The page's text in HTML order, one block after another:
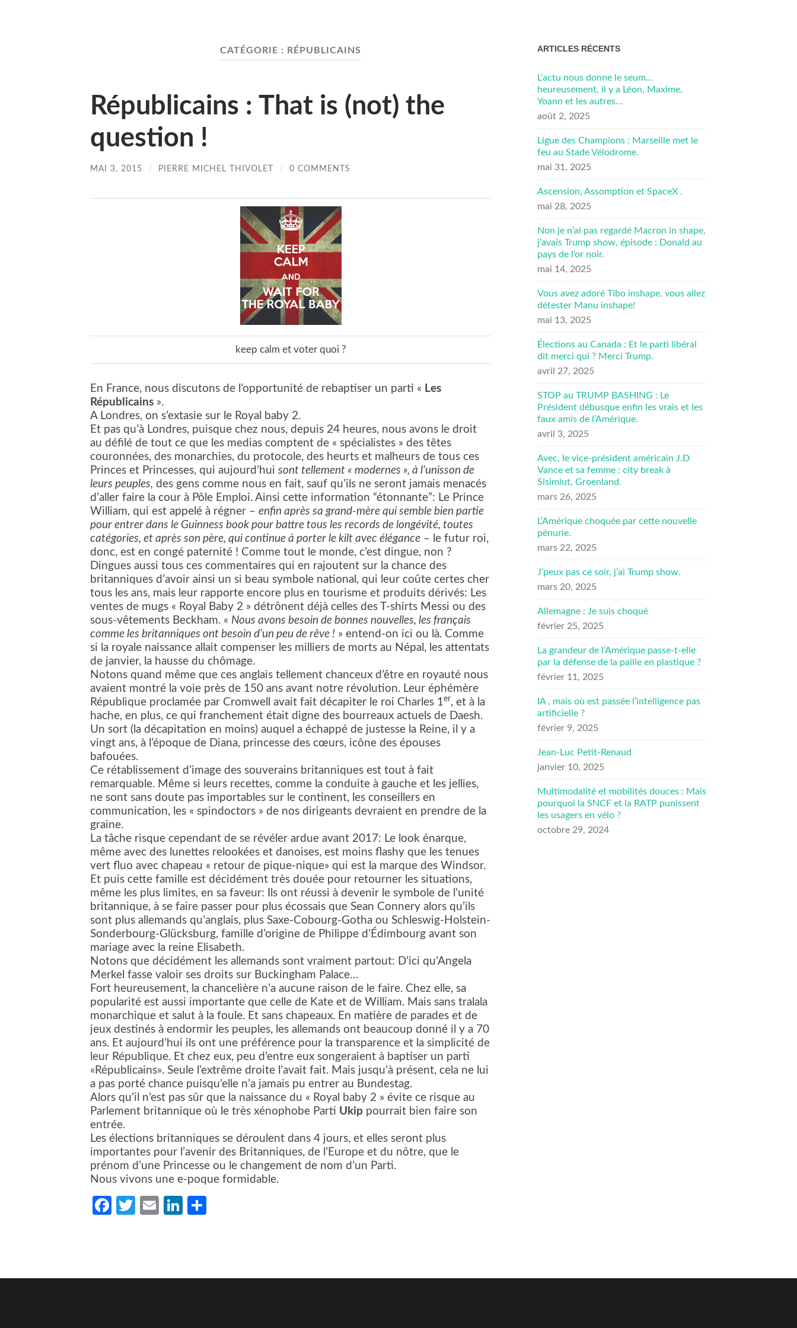
CATÉGORIE : RÉPUBLICAINS
Républicains : That is (not) the
question !
MAI 3, 2015 / PIERRE MICHEL THIVOLET / 0 COMMENTS
keep calm et voter quoi ?
En France, nous discutons de l’opportunité de rebaptiser un parti « Les
Républicains ».
A Londres, on s’extasie sur le Royal baby 2.
Et pas qu’à Londres, puisque chez nous, depuis 24 heures, nous avons le droit
au défilé de tout ce que les medias comptent de « spécialistes » des têtes
couronnées, des monarchies, du protocole, des heurts et malheurs de tous ces
Princes et Princesses, qui aujourd’hui sont tellement « modernes », à l’unisson de
leurs peuples, des gens comme nous en fait, sauf qu’ils ne seront jamais menacés
d’aller faire la cour à Pôle Emploi. Ainsi cette information “étonnante”: Le Prince
William, qui est appelé à régner – enfin après sa grand-mère qui semble bien partie
pour entrer dans le Guinness book pour battre tous les records de longévité, toutes
catégories, et après son père, qui continue à porter le kilt avec élégance – le futur roi,
donc, est en congé paternité ! Comme tout le monde, c’est dingue, non ?
Dingues aussi tous ces commentaires qui en rajoutent sur la chance des
britanniques d’avoir ainsi un si beau symbole national, qui leur coûte certes cher
tous les ans, mais leur rapporte encore plus en tourisme et produits dérivés: Les
ventes de mugs « Royal Baby 2 » détrônent déjà celles des T-shirts Messi ou des
sous-vêtements Beckham. « Nous avons besoin de bonnes nouvelles, les français
comme les britanniques ont besoin d’un peu de rêve ! » entend-on ici ou là. Comme
si la royale naissance allait compenser les milliers de morts au Népal, les attentats
de janvier, la hausse du chômage.
Notons quand même que ces anglais tellement chanceux d’être en royauté nous
avaient montré la voie près de 150 ans avant notre révolution. Leur éphémère
République proclamée par Cromwell avait fait décapiter le roi Charles 1er, et à la
hache, en plus, ce qui franchement était digne des bourreaux actuels de Daesh.
Un sort (la décapitation en moins) auquel a échappé de justesse la Reine, il y a
vingt ans, à l’époque de Diana, princesse des cœurs, icône des épouses
bafouées.
Ce rétablissement d’image des souverains britanniques est tout à fait
remarquable. Même si leurs recettes, comme la conduite à gauche et les jellies,
ne sont sans doute pas importables sur le continent, les conseillers en
communication, les « spindoctors » de nos dirigeants devraient en prendre de la
graine.
La tâche risque cependant de se révéler ardue avant 2017: Le look énarque,
même avec des lunettes relookées et danoises, est moins flashy que les tenues
vert fluo avec chapeau « retour de pique-nique» qui est la marque des Windsor.
Et puis cette famille est décidément très douée pour retourner les situations,
même les plus limites, en sa faveur: Ils ont réussi à devenir le symbole de l’unité
britannique, à se faire passer pour plus écossais que Sean Connery alors qu’ils
sont plus allemands qu’anglais, plus Saxe-Cobourg-Gotha ou Schleswig-Holstein-
Sonderbourg-Glücksburg, famille d’origine de Philippe d’Édimbourg avant son
mariage avec la reine Elisabeth.
Notons que décidément les allemands sont vraiment partout: D’ici qu’Angela
Merkel fasse valoir ses droits sur Buckingham Palace…
Fort heureusement, la chancelière n’a aucune raison de le faire. Chez elle, sa
popularité est aussi importante que celle de Kate et de William. Mais sans tralala
monarchique et salut à la foule. Et sans chapeaux. En matière de parades et de
jeux destinés à endormir les peuples, les allemands ont beaucoup donné il y a 70
ans. Et aujourd’hui ils ont une préférence pour la transparence et la simplicité de
leur République. Et chez eux, peu d’entre eux songeraient à baptiser un parti
«Républicains». Seule l’extrême droite l’avait fait. Mais jusqu’à présent, cela ne lui
a pas porté chance puisqu’elle n’a jamais pu entrer au Bundestag.
Alors qu’il n’est pas sûr que la naissance du « Royal baby 2 » évite ce risque au
Parlement britannique où le très xénophobe Parti Ukip pourrait bien faire son
entrée.
Les élections britanniques se déroulent dans 4 jours, et elles seront plus
importantes pour l’avenir des Britanniques, de l’Europe et du nôtre, que le
prénom d’une Princesse ou le changement de nom d’un Parti.
Nous vivons une e-poque formidable.
Facebook
Twitter
EmailLinkedIn
ARTICLES RÉCENTS
L’actu nous donne le seum…
heureusement, il y a Léon, Maxime,
Yoann et les autres…
août 2, 2025
Ligue des Champions : Marseille met le
feu au Stade Vélodrome.
mai 31, 2025
Ascension, Assomption et SpaceX .
mai 28, 2025
Non je n’ai pas regardé Macron in shape,
j’avais Trump show, épisode : Donald au
pays de l’or noir.
mai 14, 2025
Vous avez adoré Tibo inshape, vous allez
détester Manu inshape!
mai 13, 2025
Élections au Canada : Et le parti libéral
dit merci qui ? Merci Trump.
avril 27, 2025
STOP au TRUMP BASHING : Le
Président débusque enfin les vrais et les
faux amis de l’Amérique.
avril 3, 2025
Avec, le vice-président américain J.D
Vance et sa femme : city break à
Sisimiut, Groenland.
mars 26, 2025
L’Amérique choquée par cette nouvelle
pénurie.
mars 22, 2025
J’peux pas ce soir, j’ai Trump show.
mars 20, 2025
Allemagne : Je suis choqué
février 25, 2025
La grandeur de l’Amérique passe-t-elle
par la défense de la paille en plastique ?
février 11, 2025
IA , mais où est passée l’intelligence pas
artificielle ?
février 9, 2025
Jean-Luc Petit-Renaud
janvier 10, 2025
Multimodalité et mobilités douces : Mais
pourquoi la SNCF et la RATP punissent
les usagers en vélo ?
octobre 29, 2024